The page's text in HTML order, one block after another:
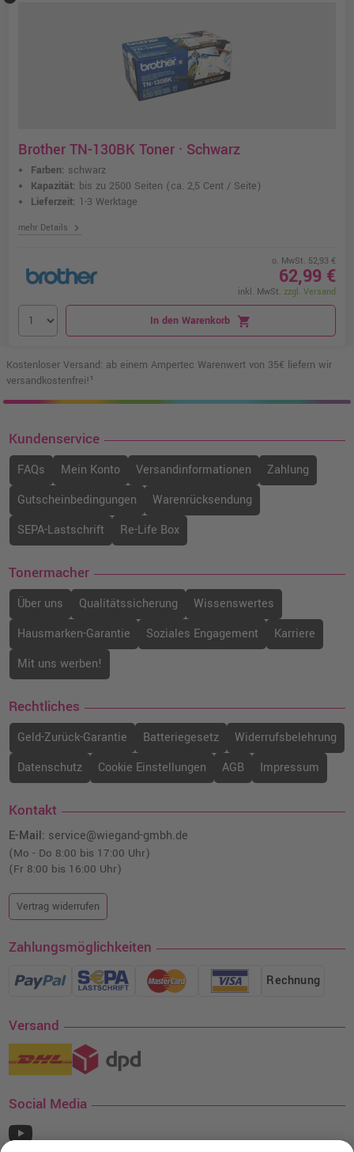
Brother TN-130BK Toner · Schwarz
Farben: schwarz
Kapazität: bis zu 2500 Seiten (ca. 2,5 Cent / Seite)
Lieferzeit: 1-3 Werktage
mehr Details chevron_right
o. MwSt. 52,93 €
62,99 €
inkl. MwSt. zzgl. Versand
In den Warenkorb shopping_cart
Kostenloser Versand: ab einem Ampertec Warenwert von 35€ liefern wir
versandkostenfrei!¹
Kundenservice
FAQs Mein Konto Versandinformationen
Zahlung
Gutscheinbedingungen
Warenrücksendung
SEPA-Lastschrift
Re-Life Box
Tonermacher
Über uns Qualitätssicherung
Wissenswertes
Hausmarken-Garantie
Soziales Engagement
Karriere
Mit uns werben!
Rechtliches
Geld-Zurück-Garantie Batteriegesetz
Widerrufsbelehrung
Datenschutz
Cookie Einstellungen AGB Impressum
Kontakt
E-Mail: service@wiegand-gmbh.de
(Mo - Do 8:00 bis 17:00 Uhr)
(Fr 8:00 bis 16:00 Uhr)
Vertrag widerrufen
Zahlungsmöglichkeiten
Rechnung
Versand
Social Media